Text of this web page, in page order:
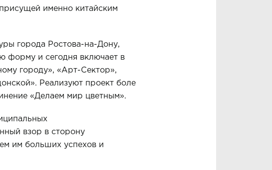
именно китайским
города Ростова-на-Дону,
форму и сегодня включает в
городу», «Арт-Сектор»,
Реализуют проект боле
«Делаем мир цветным».
взор в сторону
им больших успехов и